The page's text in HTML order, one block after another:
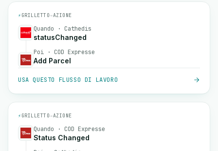
⚡ GRILLETTO→AZIONE
Quando · Cathedis
statusChanged
Poi · COD Expresse
Add Parcel
USA QUESTO FLUSSO DI LAVORO
⚡ GRILLETTO→AZIONE
Quando · COD Expresse
Status Changed